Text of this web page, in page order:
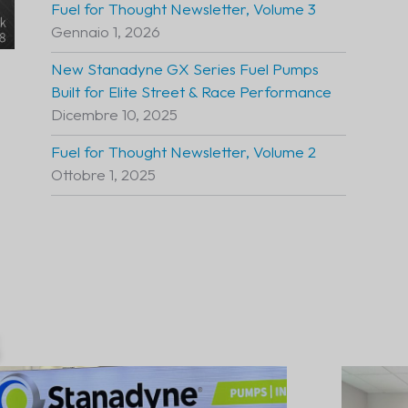
Fuel for Thought Newsletter, Volume 3
Gennaio 1, 2026
New Stanadyne GX Series Fuel Pumps
Built for Elite Street & Race Performance
Dicembre 10, 2025
Fuel for Thought Newsletter, Volume 2
Ottobre 1, 2025